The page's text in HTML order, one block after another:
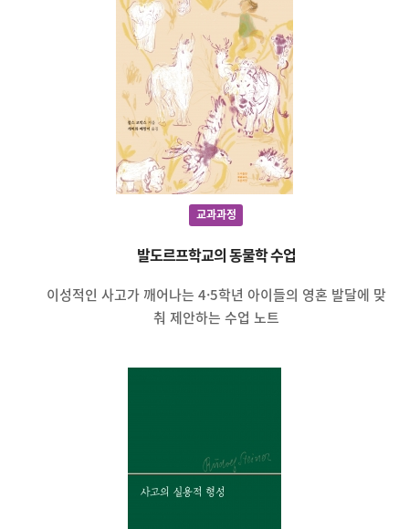
교과과정
발도르프학교의 동물학 수업
이성적인 사고가 깨어나는 4·5학년 아이들의 영혼 발달에 맞
춰 제안하는 수업 노트